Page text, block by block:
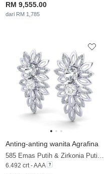
RM 9,555.00
dari RM 1,785
Anting-anting wanita Agrafina
585 Emas Putih & Zirkonia Putih & Nilam Putih & Zirkonia
6.492 crt - AAA